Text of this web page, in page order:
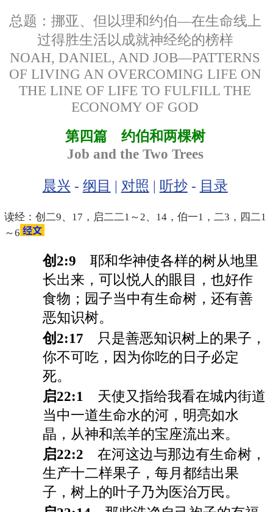
总题：挪亚、但以理和约伯—在生命线上
过得胜生活以成就神经纶的榜样
NOAH, DANIEL, AND JOB—PATTERNS
OF LIVING AN OVERCOMING LIFE ON
THE LINE OF LIFE TO FULFILL THE
ECONOMY OF GOD
第四篇 约伯和两棵树
Job and the Two Trees
晨兴 - 纲目 | 对照 | 听抄- 目录
读经：创二9、17，启二二1～2、14，伯一1，二3，四二1
～6
创2:9 耶和华神使各样的树从地里
长出来，可以悦人的眼目，也好作
食物；园子当中有生命树，还有善
恶知识树。
创2:17 只是善恶知识树上的果子，
你不可吃，因为你吃的日子必定
死。
启22:1
天使又指给我看在城内街道
当中一道生命水的河，明亮如水
晶，从神和羔羊的宝座流出来。
启22:2 在河这边与那边有生命树，
生产十二样果子，每月都结出果
子，树上的叶子乃为医治万民。